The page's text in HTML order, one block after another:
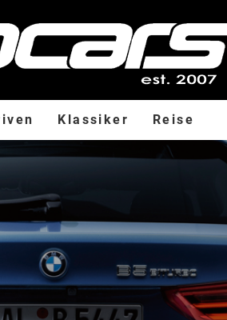
Klassiker Reise